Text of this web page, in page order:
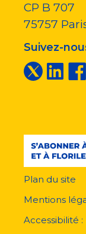
CP B 707
75757
Suivez-
pied
page
Plan du site
Mentions
Accessibilité